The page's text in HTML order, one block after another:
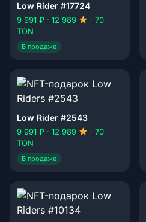
Low Rider #17724
9 991 ₽ · 12 989
· 70
TON
В продаже
Low Rider #2543
9 991 ₽ · 12 989
· 70
TON
В продаже